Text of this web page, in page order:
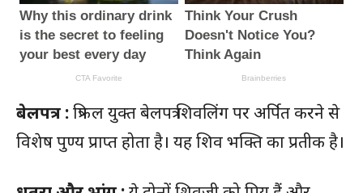
बेलपत्र :त्रिफल युक्त बेलपत्र शिवलिंग पर अर्पित करने से
विशेष पुण्य प्राप्त होता है। यह शिव भक्ति का प्रतीक है।